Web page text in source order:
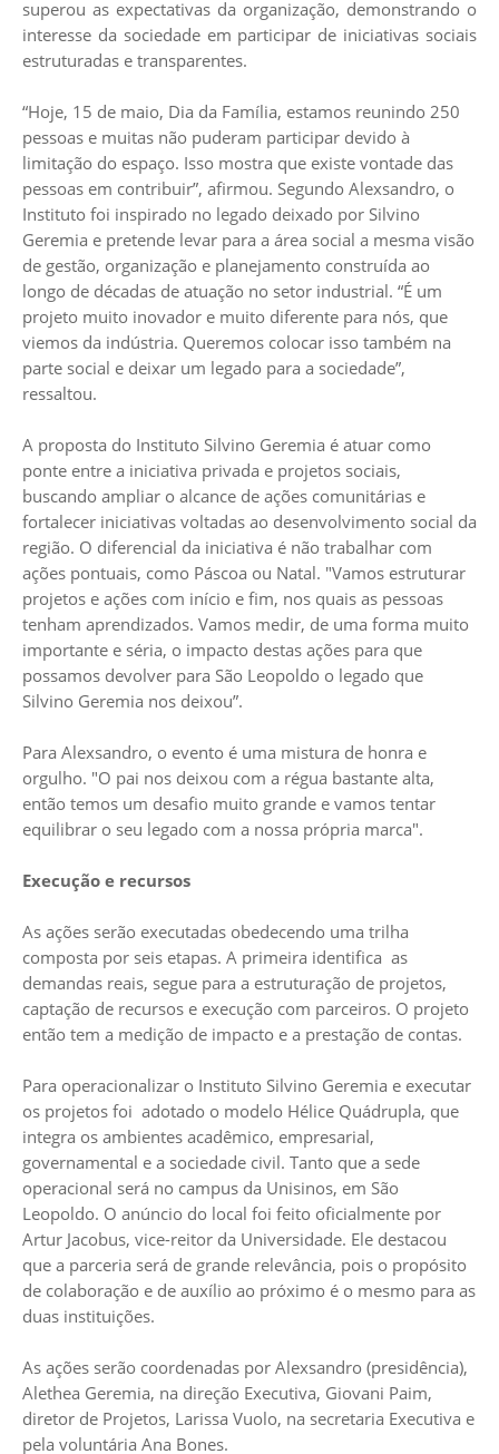
superou as expectativas da organização, demonstrando o
interesse da sociedade em participar de iniciativas sociais
estruturadas e transparentes.
“Hoje, 15 de maio, Dia da Família, estamos reunindo 250
pessoas e muitas não puderam participar devido à
limitação do espaço. Isso mostra que existe vontade das
pessoas em contribuir”, afirmou. Segundo Alexsandro, o
Instituto foi inspirado no legado deixado por Silvino
Geremia e pretende levar para a área social a mesma visão
de gestão, organização e planejamento construída ao
longo de décadas de atuação no setor industrial. “É um
projeto muito inovador e muito diferente para nós, que
viemos da indústria. Queremos colocar isso também na
parte social e deixar um legado para a sociedade”,
ressaltou.
A proposta do Instituto Silvino Geremia é atuar como
ponte entre a iniciativa privada e projetos sociais,
buscando ampliar o alcance de ações comunitárias e
fortalecer iniciativas voltadas ao desenvolvimento social da
região. O diferencial da iniciativa é não trabalhar com
ações pontuais, como Páscoa ou Natal. "Vamos estruturar
projetos e ações com início e fim, nos quais as pessoas
tenham aprendizados. Vamos medir, de uma forma muito
importante e séria, o impacto destas ações para que
possamos devolver para São Leopoldo o legado que
Silvino Geremia nos deixou”.
Para Alexsandro, o evento é uma mistura de honra e
orgulho. "O pai nos deixou com a régua bastante alta,
então temos um desafio muito grande e vamos tentar
equilibrar o seu legado com a nossa própria marca".
Execução e recursos
As ações serão executadas obedecendo uma trilha
composta por seis etapas. A primeira identifica as
demandas reais, segue para a estruturação de projetos,
captação de recursos e execução com parceiros. O projeto
então tem a medição de impacto e a prestação de contas.
Para operacionalizar o Instituto Silvino Geremia e executar
os projetos foi adotado o modelo Hélice Quádrupla, que
integra os ambientes acadêmico, empresarial,
governamental e a sociedade civil. Tanto que a sede
operacional será no campus da Unisinos, em São
Leopoldo. O anúncio do local foi feito oficialmente por
Artur Jacobus, vice-reitor da Universidade. Ele destacou
que a parceria será de grande relevância, pois o propósito
de colaboração e de auxílio ao próximo é o mesmo para as
duas instituições.
As ações serão coordenadas por Alexsandro (presidência),
Alethea Geremia, na direção Executiva, Giovani Paim,
diretor de Projetos, Larissa Vuolo, na secretaria Executiva e
pela voluntária Ana Bones.